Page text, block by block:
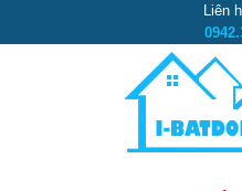
Liên